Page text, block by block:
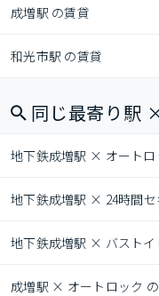
成増駅 の賃貸
和光市駅 の賃貸
同じ最寄り駅
地下鉄成増駅 × オートロ
地下鉄成増駅 × 24時間セ
地下鉄成増駅 × バストイ
成増駅 × オートロック